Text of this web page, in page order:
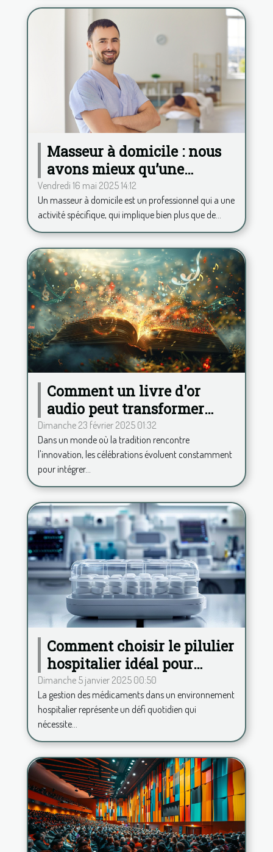
Masseur à domicile : nous
avons mieux qu’une
application pour calculer
vos frais kilométriques !
Vendredi 16 mai 2025 14:12
Un masseur à domicile est un professionnel qui a une
activité spécifique, qui implique bien plus que de...
Comment un livre d'or
audio peut transformer
votre célébration
Dimanche 23 février 2025 01:32
Dans un monde où la tradition rencontre
l'innovation, les célébrations évoluent constamment
pour intégrer...
Comment choisir le pilulier
hospitalier idéal pour
améliorer la gestion des
médicaments
Dimanche 5 janvier 2025 00:50
La gestion des médicaments dans un environnement
hospitalier représente un défi quotidien qui
nécessite...